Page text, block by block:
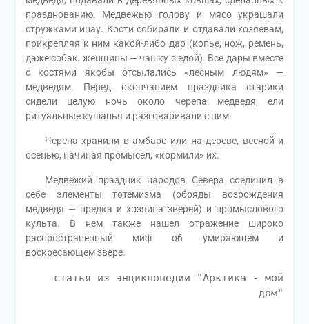
празднованию. Медвежью голову и мясо украшали
стружками инау. Кости собирали и отдавали хозяевам,
прикрепляя к ним какой-либо дар (копье, нож, ремень,
даже собак, женщины — чашку с едой). Все дары вместе
с костями якобы отсылались «лесным людям» —
медведям. Перед окончанием праздника старики
сидели целую ночь около черепа медведя, ели
ритуальные кушанья и разговаривали с ним.
Черепа хранили в амбаре или на дереве, весной и
осенью, начиная промысел, «кормили» их.
Медвежий праздник народов Севера соединил в
себе элементы тотемизма (обряды возрождения
медведя — предка и хозяина зверей) и промыслового
культа. В нем также нашел отражение широко
распространенный миф об умирающем и
воскресающем звере.
статья из энциклопедии "Арктика - мой
дом"